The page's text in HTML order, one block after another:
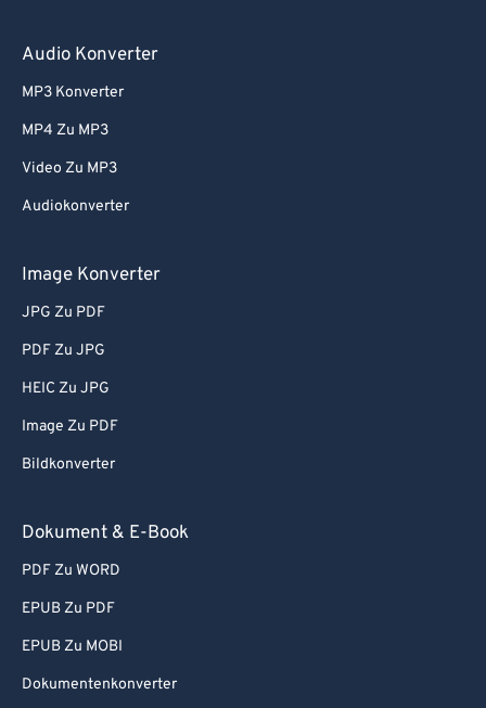
Audio Konverter
MP3 Konverter
MP4 Zu MP3
Video Zu MP3
Audiokonverter
Image Konverter
JPG Zu PDF
PDF Zu JPG
HEIC Zu JPG
Image Zu PDF
Bildkonverter
Dokument & E-Book
PDF Zu WORD
EPUB Zu PDF
EPUB Zu MOBI
Dokumentenkonverter